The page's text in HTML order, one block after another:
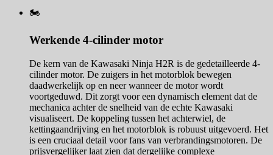
🏍️
Werkende 4-cilinder motor
De kern van de Kawasaki Ninja H2R is de gedetailleerde 4-
cilinder motor. De zuigers in het motorblok bewegen
daadwerkelijk op en neer wanneer de motor wordt
voortgeduwd. Dit zorgt voor een dynamisch element dat de
mechanica achter de snelheid van de echte Kawasaki
visualiseert. De koppeling tussen het achterwiel, de
kettingaandrijving en het motorblok is robuust uitgevoerd. Het
is een cruciaal detail voor fans van verbrandingsmotoren. De
prijsvergelijker laat zien dat dergelijke complexe